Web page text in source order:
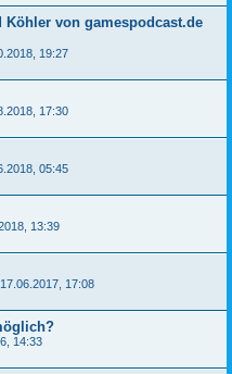
von gamespodcast.de
19:27
17:30
05:45
13:39
17.06.2017, 17:08
14:33